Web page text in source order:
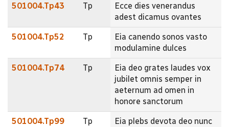
501004.Tp43 Tp
Ecce dies venerandus
adest dicamus ovantes
501004.Tp52 Tp
Eia canendo sonos vasto
modulamine dulces
501004.Tp74 Tp
Eia deo grates laudes vox
jubilet omnis semper in
aeternum ad omen in
honore sanctorum
501004.Tp99 Tp
Eia plebs devota deo nunc